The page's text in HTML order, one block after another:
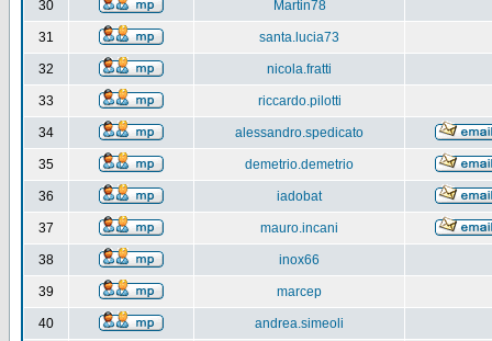
30 Martin78
31 santa.lucia73
32 nicola.fratti
33 riccardo.pilotti
34 alessandro.spedicato
35 demetrio.demetrio
36 iadobat
37 mauro.incani
38 inox66
39 marcep
40 andrea.simeoli